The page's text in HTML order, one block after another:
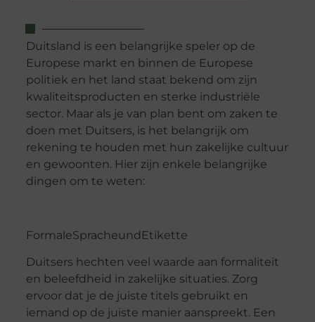
Duitsland is een belangrijke speler op de
Europese markt en binnen de Europese
politiek en het land staat bekend om zijn
kwaliteitsproducten en sterke industriële
sector. Maar als je van plan bent om zaken te
doen met Duitsers, is het belangrijk om
rekening te houden met hun zakelijke cultuur
en gewoonten. Hier zijn enkele belangrijke
dingen om te weten:
FormaleSpracheund Etikette
Duitsers hechten veel waarde aan formaliteit
en beleefdheid in zakelijke situaties. Zorg
ervoor dat je de juiste titels gebruikt en
iemand op de juiste manier aanspreekt. Een